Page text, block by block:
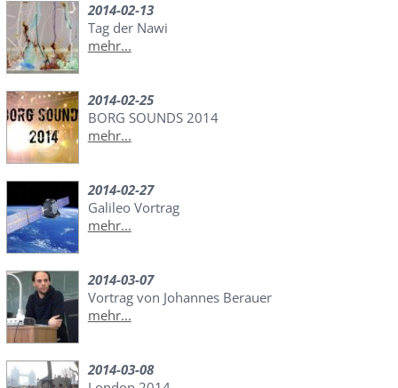
2014-02-13
Tag der Nawi
mehr...
2014-02-25
BORG SOUNDS 2014
mehr...
2014-02-27
Galileo Vortrag
mehr...
2014-03-07
Vortrag von Johannes Berauer
mehr...
2014-03-08